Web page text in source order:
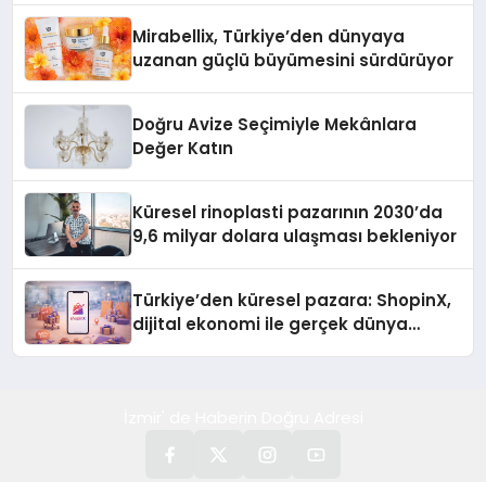
Mirabellix, Türkiye’den dünyaya
uzanan güçlü büyümesini sürdürüyor
Doğru Avize Seçimiyle Mekânlara
Değer Katın
Küresel rinoplasti pazarının 2030’da
9,6 milyar dolara ulaşması bekleniyor
Türkiye’den küresel pazara: ShopinX,
dijital ekonomi ile gerçek dünya